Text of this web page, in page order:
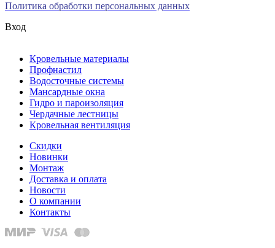
Политика обработки персональных данных
Вход
Кровельные материалы
Профнастил
Водосточные системы
Мансардные окна
Гидро и пароизоляция
Чердачные лестницы
Кровельная вентиляция
Скидки
Новинки
Монтаж
Доставка и оплата
Новости
О компании
Контакты